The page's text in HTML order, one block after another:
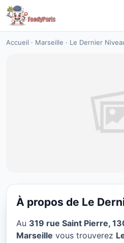
Accueil · Marseille · Le Dernier
Le Dernier
À propos de Le
Au 319 rue Saint Pierre,
Marseille vous trouverez